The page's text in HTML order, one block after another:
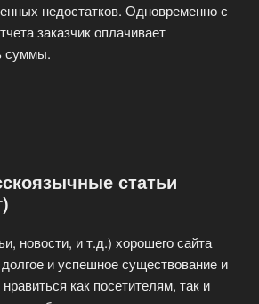
недостатков. Одновременно с
заказчик оплачивает
суммы.
статьи
новости, и т.д.) хорошего сайта
долгое и успешное существование и
как посетителям, так и